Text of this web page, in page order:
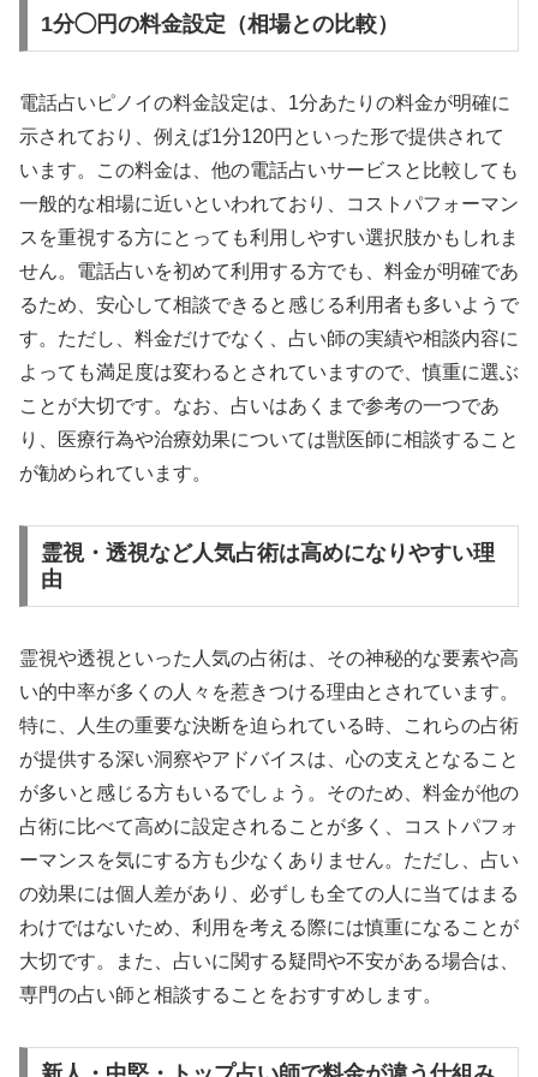
1分◯円の料金設定（相場との比較）
電話占いピノイの料金設定は、1分あたりの料金が明確に
示されており、例えば1分120円といった形で提供されて
います。この料金は、他の電話占いサービスと比較しても
一般的な相場に近いといわれており、コストパフォーマン
スを重視する方にとっても利用しやすい選択肢かもしれま
せん。電話占いを初めて利用する方でも、料金が明確であ
るため、安心して相談できると感じる利用者も多いようで
す。ただし、料金だけでなく、占い師の実績や相談内容に
よっても満足度は変わるとされていますので、慎重に選ぶ
ことが大切です。なお、占いはあくまで参考の一つであ
り、医療行為や治療効果については獣医師に相談すること
が勧められています。
霊視・透視など人気占術は高めになりやすい理
由
霊視や透視といった人気の占術は、その神秘的な要素や高
い的中率が多くの人々を惹きつける理由とされています。
特に、人生の重要な決断を迫られている時、これらの占術
が提供する深い洞察やアドバイスは、心の支えとなること
が多いと感じる方もいるでしょう。そのため、料金が他の
占術に比べて高めに設定されることが多く、コストパフォ
ーマンスを気にする方も少なくありません。ただし、占い
の効果には個人差があり、必ずしも全ての人に当てはまる
わけではないため、利用を考える際には慎重になることが
大切です。また、占いに関する疑問や不安がある場合は、
専門の占い師と相談することをおすすめします。